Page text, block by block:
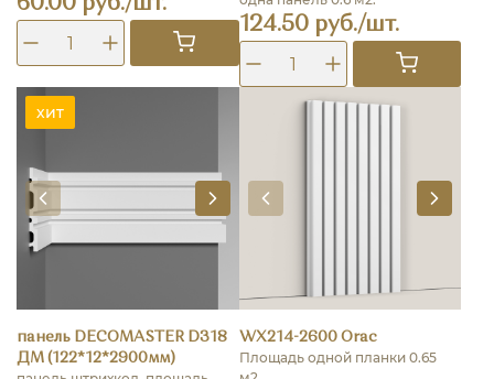
60.00 руб./шт.
124.50 руб./шт.
хит
панель DECOMASTER D318
ДМ (122*12*2900мм)
WX214-2600 Orac
Площадь одной планки 0.65